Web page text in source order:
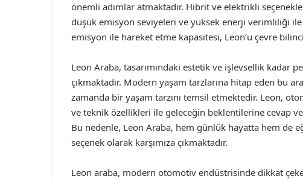
önemli adımlar atmaktadır. Hibrit ve elektrikli
düşük emisyon seviyeleri ve yüksek enerji verimliliği
emisyon ile hareket etme kapasitesi, Leon’u çevre
Leon Araba, tasarımındaki estetik ve işlevsellik kadar
çıkmaktadır. Modern yaşam tarzlarına hitap eden bu
zamanda bir yaşam tarzını temsil etmektedir. Leon,
ve teknik özellikleri ile geleceğin beklentilerine cevap
Bu nedenle, Leon Araba, hem günlük hayatta hem de
seçenek olarak karşımıza çıkmaktadır.
Leon araba, modern otomotiv endüstrisinde dikkat